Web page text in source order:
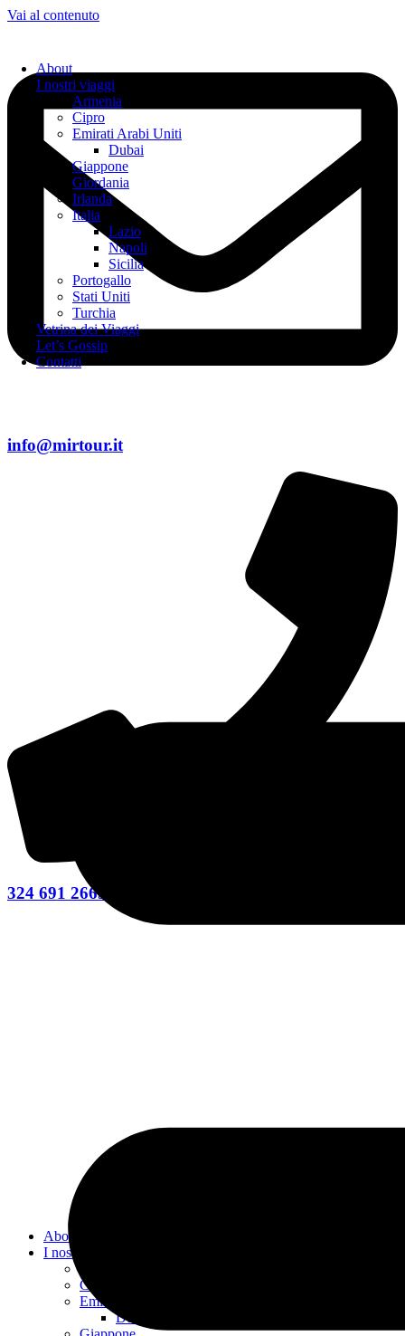
Vai al contenuto
info@mirtour.it
324 691 2665
About
I nostri viaggi
Cipro
Emirati Arabi Uniti
Dubai
About
I nostri viaggi
Armenia
Cipro
Emirati Arabi Uniti
Dubai
Giappone
Giordania
Irlanda
Italia
Lazio
Napoli
Sicilia
Portogallo
Stati Uniti
Turchia
Vetrina dei Viaggi
Let’s Gossip
Contatti